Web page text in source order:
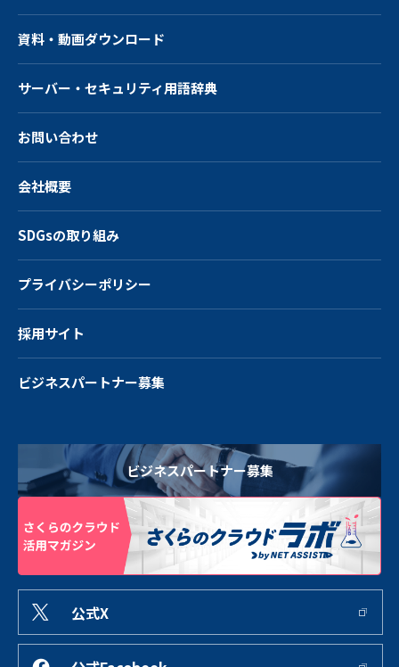
資料・動画ダウンロード
サーバー・ セキュリティ用語辞典
お問い合わせ
会社概要
SDGsの取り組み
プライバシーポリシー
採用サイト
ビジネスパートナー募集
ビジネスパートナー募集
公式X